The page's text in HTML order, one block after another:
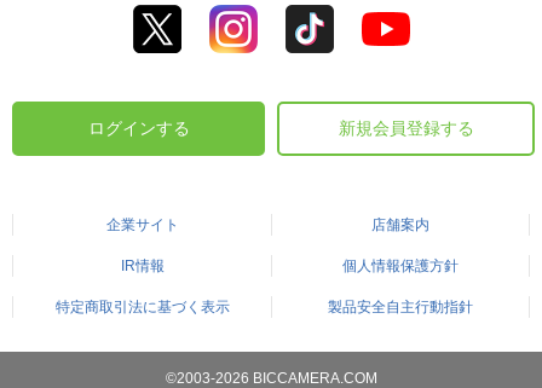
ログインする 新規会員登録する
企業サイト 店舗案内
IR情報 個人情報保護方針
特定商取引法に基づく表示 製品安全自主行動指針
©2003-2026 BICCAMERA.COM